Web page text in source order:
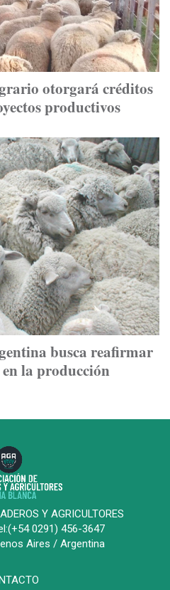
otorgará créditos
productivos
busca reafirmar
la producción
Y AGRICULTORES
0291) 456-3647
Aires / Argentina